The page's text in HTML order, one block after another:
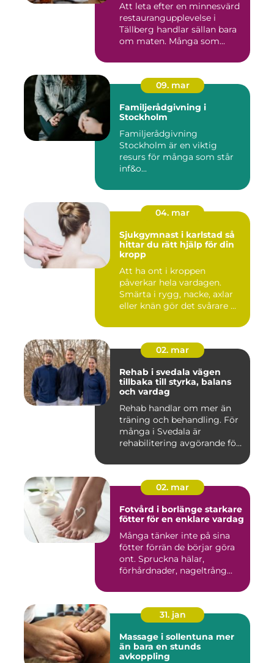
Att leta efter en minnesvärd
restaurangupplevelse i
Tällberg handlar sällan bara
om maten. Många som...
09. mar
Familjerådgivning i
Stockholm
Familjerådgivning
Stockholm är en viktig
resurs för många som står
inf&o...
04. mar
Sjukgymnast i karlstad så
hittar du rätt hjälp för din
kropp
Att ha ont i kroppen
påverkar hela vardagen.
Smärta i rygg, nacke, axlar
eller knän gör det svårare ...
02. mar
Rehab i svedala vägen
tillbaka till styrka, balans
och vardag
Rehab handlar om mer än
träning och behandling. För
många i Svedala är
rehabilitering avgörande för
02. mar
Fotvård i borlänge starkare
fötter för en enklare vardag
Många tänker inte på sina
fötter förrän de börjar göra
ont. Spruckna hälar,
förhårdnader, nageltrång...
31. jan
Massage i sollentuna mer
än bara en stunds
avkoppling